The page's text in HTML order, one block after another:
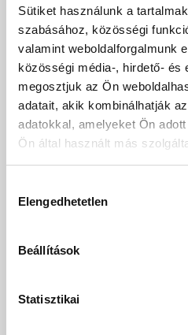
Sütiket használunk a
szabásához, közösségi
valamint weboldalforgalmunk
közösségi média-, hirdető- és
megosztjuk az Ön
adatait, akik kombinálhatják
adatokkal, amelyeket Ön
Ön által használt más
kiválasztása
Elengedhetetlen
Beállítások
Statisztikai
egy
Az Ambrogio gyorsan több lett,